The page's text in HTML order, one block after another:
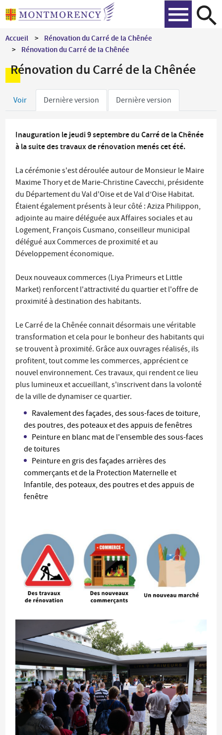
Aller
au
principal
Accueil
Rénovation du Carré de la Chênée
Rénovation du Carré de la Chênée
Rénovation du Carré de la Chênée
Onglets
Voir Dernière version Dernière version
Inauguration le jeudi 9 septembre du Carré de la Chênée
à la suite des travaux de rénovation menés cet été.
La cérémonie s'est déroulée autour de Monsieur le Maire
Maxime Thory et de Marie-Christine Cavecchi, présidente
du Département du Val d'Oise et de Val d’Oise Habitat.
Étaient également présents à leur côté : Aziza Philippon,
adjointe au maire déléguée aux Affaires sociales et au
Logement, François Cusmano, conseilleur municipal
délégué aux Commerces de proximité et au
Développement économique.
Deux nouveaux commerces (Liya Primeurs et Little
Market) renforcent l'attractivité du quartier et l'offre de
proximité à destination des habitants.
Le Carré de la Chênée connait désormais une véritable
transformation et cela pour le bonheur des habitants qui
se trouvent à proximité. Grâce aux ouvrages réalisés, ils
profitent, tout comme les commerces, apprécient ce
nouvel environnement. Ces travaux, qui rendent ce lieu
plus lumineux et accueillant, s'inscrivent dans la volonté
de la ville de dynamiser ce quartier.
Ravalement des façades, des sous-faces de toiture,
des poutres, des poteaux et des appuis de fenêtres
Peinture en blanc mat de l'ensemble dessous-faces
de toitures
Peinture en gris des façades arrières des
commerçants et de la Protection Maternelle et
Infantile, des poteaux, des poutres et des appuis de
fenêtre